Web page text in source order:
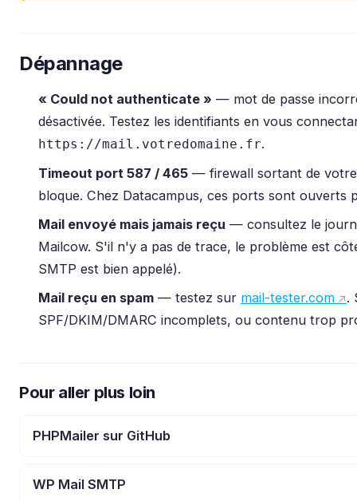
Dépannage
« Could not authenticate » — mot de passe
désactivée. Testez les identifiants en vous
https://mail.votredomaine.fr.
Timeout port 587 / 465 — firewall sortant de
bloque. Chez Datacampus, ces ports sont ouverts
Mail envoyé mais jamais reçu — consultez le
Mailcow. S'il n'y a pas de trace, le problème est
SMTP est bien appelé).
Mail reçu en spam — testez sur mail-tester.com
.
SPF/DKIM/DMARC incomplets, ou contenu trop
Pour aller plus loin
PHPMailer sur GitHub
WP Mail SMTP